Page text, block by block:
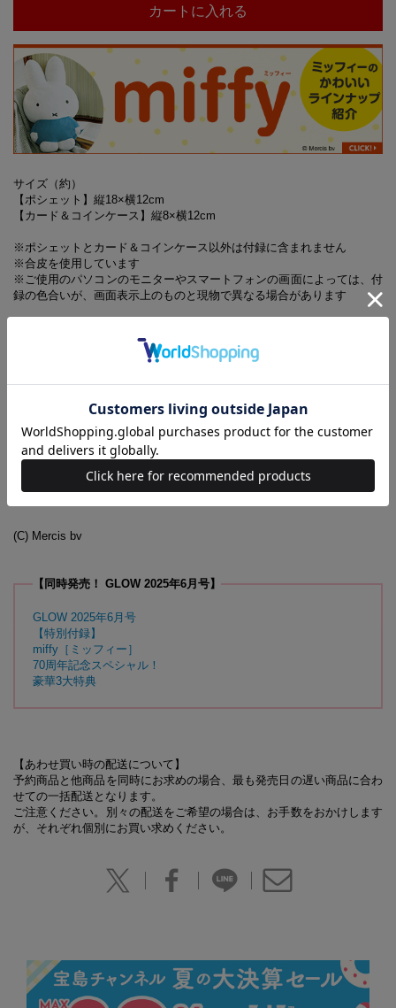
カートに入れる
サイズ（約）
【ポシェット】縦18×横12cm
【カード＆コインケース】縦8×横12cm
※ポシェットとカード＆コインケース以外は付録に含まれません
※合皮を使用しています
※ご使用のパソコンのモニターやスマートフォンの画面によっては、付
録の色合いが、画面表示上のものと現物で異なる場合があります
※誌面内容は『GLOW』6月号に対し、一部掲載していない記事が
6月号増刊の付録に関するお問い合わせ先
【GLOW6月号増刊 付録対応事務局】
0120-053-050
受付時間／10:00～17:00
（土・日・祝日を除く）
受付期間／2025年7月7日（月）まで
(C) Mercis bv
【同時発売！ GLOW 2025年6月号】
GLOW 2025年6月号
【特別付録】
miffy［ミッフィー］
70周年記念スペシャル！
豪華3大特典
【あわせ買い時の配送について】
予約商品と他商品を同時にお求めの場合、最も発売日の遅い商品に合わ
せての一括配送となります。
ご注意ください。別々の配送をご希望の場合は、お手数をおかけします
が、それぞれ個別にお買い求めください。